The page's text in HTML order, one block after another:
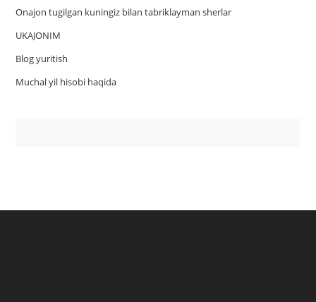
Onajon tugilgan kuningiz bilan tabriklayman sherlar
UKAJONIM
Blog yuritish
Muchal yil hisobi haqida